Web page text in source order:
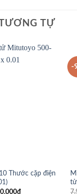
TỰ
Thước cặp điện
₫
-